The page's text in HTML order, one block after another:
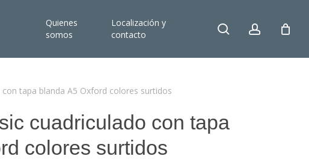
Quienes
somos
Localización y
contacto
search account
con tapa blanda A5 Oxford colores surtidos
cuadriculado con tapa
colores surtidos